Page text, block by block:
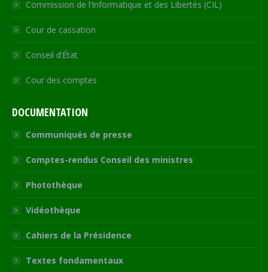
Commission de l’Informatique et des Libertés (CIL)
Cour de cassation
Conseil d’État
Cour des comptes
DOCUMENTATION
Communiqués de presse
Comptes-rendus Conseil des ministres
Photothèque
Vidéothèque
Cahiers de la Présidence
Textes fondamentaux